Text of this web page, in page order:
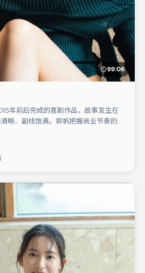
99:06
年前后完成的喜剧作品，故事发生在
晰、副线饱满。郭帆把握商业节奏的同
菅田将晖、河正宇分别提供反差与喜剧/
而定）。节奏紧凑、反转有度，值得列入